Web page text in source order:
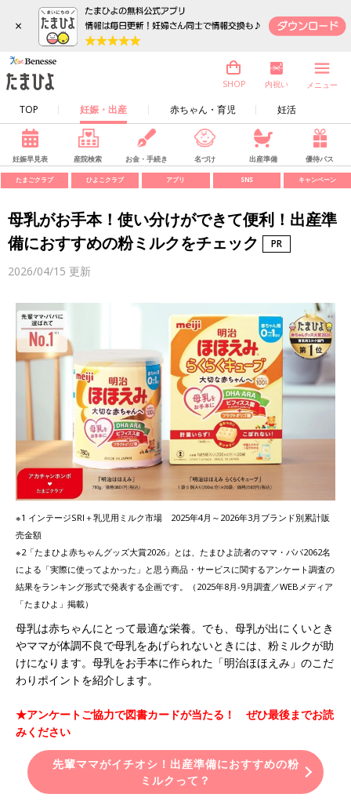
×
TOP 妊娠・出産 赤ちゃん・育児 妊活
SHOP 内祝い メニュー
妊娠早見表 産院検索 お金・手続き 名づけ 出産準備 優待パス
たまごクラブ ひよこクラブ アプリ SNS キャンペーン
母乳がお手本！使い分けができて便利！出産準
備におすすめの粉ミルクをチェック
2026/04/15 更新
※1 インテージSRI＋乳児用ミルク市場 2025年4月～2026年3月ブランド別累計販
売金額
※2「たまひよ赤ちゃんグッズ大賞2026」とは、たまひよ読者のママ・パパ2062名
による「実際に使ってよかった」と思う商品・サービスに関するアンケート調査の
結果をランキング形式で発表する企画です。（2025年8月-9月調査／WEBメディア
「たまひよ」掲載）
母乳は赤ちゃんにとって最適な栄養。でも、母乳が出にくいとき
やママが体調不良で母乳をあげられないときには、粉ミルクが助
けになります。母乳をお手本に作られた「明治ほほえみ」のこだ
わりポイントを紹介します。
★アンケートご協力で図書カードが当たる！ ぜひ最後までお読
みください
先輩ママがイチオシ！出産準備におすすめの粉
ミルクって？